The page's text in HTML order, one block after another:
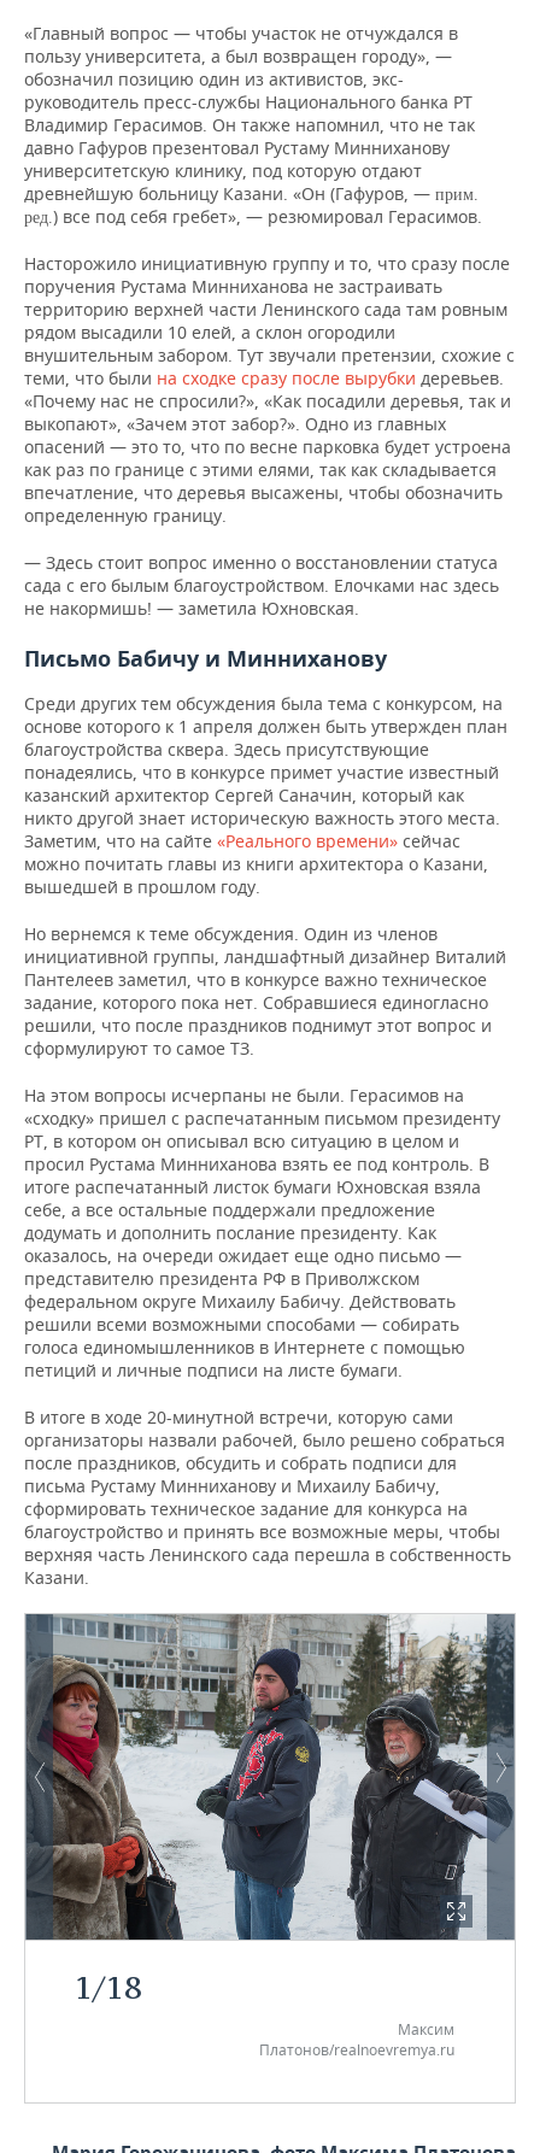
«Главный вопрос — чтобы участок не отчуждался в
пользу университета, а был возвращен городу», —
обозначил позицию один из активистов, экс-
руководитель пресс-службы Национального банка РТ
Владимир Герасимов. Он также напомнил, что не так
давно Гафуров презентовал Рустаму Минниханову
университетскую клинику, под которую отдают
древнейшую больницу Казани. «Он (Гафуров, — прим.
ред.) все под себя гребет», — резюмировал Герасимов.
Насторожило инициативную группу и то, что сразу после
поручения Рустама Минниханова не застраивать
территорию верхней части Ленинского сада там ровным
рядом высадили 10 елей, а склон огородили
внушительным забором. Тут звучали претензии, схожие с
теми, что были на сходке сразу после вырубки деревьев.
«Почему нас не спросили?», «Как посадили деревья, так и
выкопают», «Зачем этот забор?». Одно из главных
опасений — это то, что по весне парковка будет устроена
как раз по границе с этими елями, так как складывается
впечатление, что деревья высажены, чтобы обозначить
определенную границу.
— Здесь стоит вопрос именно о восстановлении статуса
сада с его былым благоустройством. Елочками нас здесь
не накормишь! — заметила Юхновская.
Письмо Бабичу и Минниханову
Среди других тем обсуждения была тема с конкурсом, на
основе которого к 1 апреля должен быть утвержден план
благоустройства сквера. Здесь присутствующие
понадеялись, что в конкурсе примет участие известный
казанский архитектор Сергей Саначин, который как
никто другой знает историческую важность этого места.
Заметим, что на сайте «Реального времени» сейчас
можно почитать главы из книги архитектора о Казани,
вышедшей в прошлом году.
Но вернемся к теме обсуждения. Один из членов
инициативной группы, ландшафтный дизайнер Виталий
Пантелеев заметил, что в конкурсе важно техническое
задание, которого пока нет. Собравшиеся единогласно
решили, что после праздников поднимут этот вопрос и
сформулируют то самое ТЗ.
На этом вопросы исчерпаны не были. Герасимов на
«сходку» пришел с распечатанным письмом президенту
РТ, в котором он описывал всю ситуацию в целом и
просил Рустама Минниханова взять ее под контроль. В
итоге распечатанный листок бумаги Юхновская взяла
себе, а все остальные поддержали предложение
додумать и дополнить послание президенту. Как
оказалось, на очереди ожидает еще одно письмо —
представителю президента РФ в Приволжском
федеральном округе Михаилу Бабичу. Действовать
решили всеми возможными способами — собирать
голоса единомышленников в Интернете с помощью
петиций и личные подписи на листе бумаги.
В итоге в ходе 20-минутной встречи, которую сами
организаторы назвали рабочей, было решено собраться
после праздников, обсудить и собрать подписи для
письма Рустаму Минниханову и Михаилу Бабичу,
сформировать техническое задание для конкурса на
благоустройство и принять все возможные меры, чтобы
верхняя часть Ленинского сада перешла в собственность
Казани.
1/18
Максим
Платонов/realnoevremya.ru